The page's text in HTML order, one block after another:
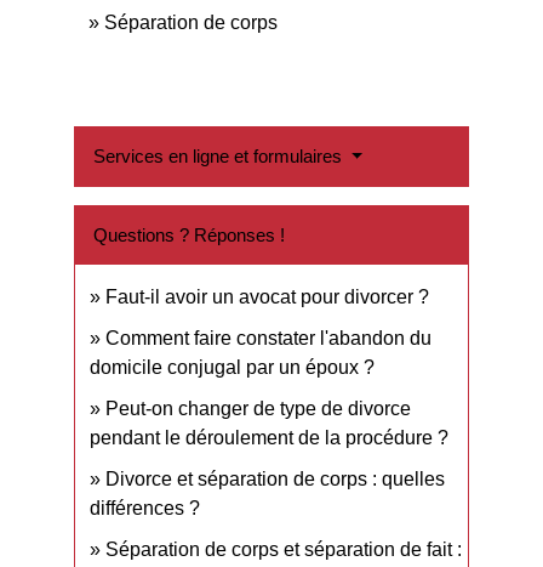
Séparation de corps
Services en ligne et formulaires
Questions ? Réponses !
Faut-il avoir un avocat pour divorcer ?
Comment faire constater l'abandon du
domicile conjugal par un époux ?
Peut-on changer de type de divorce
pendant le déroulement de la procédure ?
Divorce et séparation de corps : quelles
différences ?
Séparation de corps et séparation de fait :